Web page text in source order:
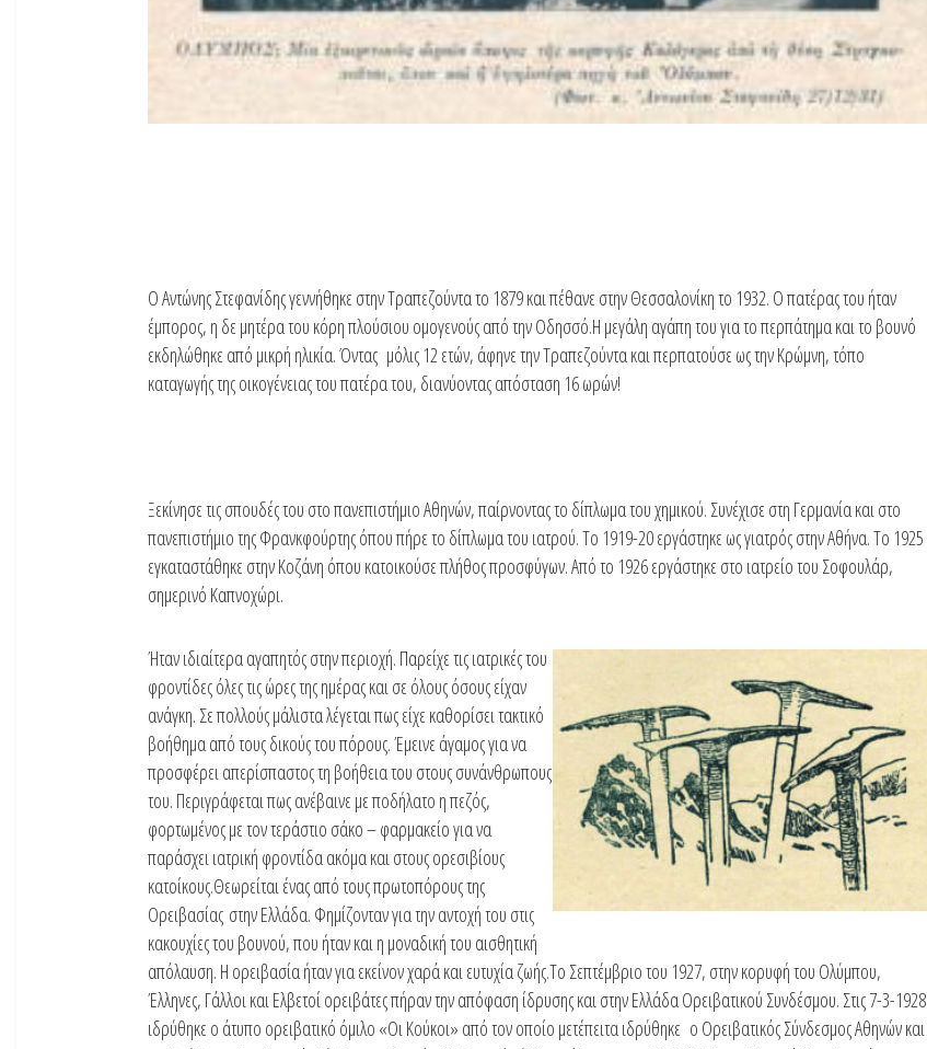
Ο Αντώνης Στεφανίδης γεννήθηκε στην Τραπεζούντα το 1879 και πέθανε στην Θεσσαλονίκη το 1932. Ο πατέρας του ήταν
έμπορος, η δε μητέρα του κόρη πλούσιου ομογενούς από την Οδησσό.Η μεγάλη αγάπη του για το περπάτημα και το βουνό
εκδηλώθηκε από μικρή ηλικία. Όντας μόλις 12 ετών, άφηνε την Τραπεζούντα και περπατούσε ως την Κρώμνη, τόπο
καταγωγής της οικογένειας του πατέρα του, διανύοντας απόσταση 16 ωρών!
Ξεκίνησε τις σπουδές του στο πανεπιστήμιο Αθηνών, παίρνοντας το δίπλωμα του χημικού. Συνέχισε στη Γερμανία και στο
πανεπιστήμιο της Φρανκφούρτης όπου πήρε το δίπλωμα του ιατρού. Το 1919-20 εργάστηκε ως γιατρός στην Αθήνα. Το 1925
εγκαταστάθηκε στην Κοζάνη όπου κατοικούσε πλήθος προσφύγων. Από το 1926 εργάστηκε στο ιατρείο του Σοφουλάρ,
σημερινό Καπνοχώρι.
Ήταν ιδιαίτερα αγαπητός στην περιοχή. Παρείχε τις ιατρικές του
φροντίδες όλες τις ώρες της ημέρας και σε όλους όσους είχαν
ανάγκη. Σε πολλούς μάλιστα λέγεται πως είχε καθορίσει τακτικό
βοήθημα από τους δικούς του πόρους. Έμεινε άγαμος για να
προσφέρει απερίσπαστος τη βοήθεια του στους συνάνθρωπους
του. Περιγράφεται πως ανέβαινε με ποδήλατο η πεζός,
φορτωμένος με τον τεράστιο σάκο – φαρμακείο για να
παράσχει ιατρική φροντίδα ακόμα και στους ορεσιβίους
κατοίκους.Θεωρείται ένας από τους πρωτοπόρους της
Ορειβασίας στην Ελλάδα. Φημίζονταν για την αντοχή του στις
κακουχίες του βουνού, που ήταν και η μοναδική του αισθητική
απόλαυση. Η ορειβασία ήταν για εκείνον χαρά και ευτυχία ζωής.Το Σεπτέμβριο του 1927, στην κορυφή του Ολύμπου,
Έλληνες, Γάλλοι και Ελβετοί ορειβάτες πήραν την απόφαση ίδρυσης και στην Ελλάδα Ορειβατικού Συνδέσμου. Στις 7-3-1928
ιδρύθηκε ο άτυπο ορειβατικό όμιλο «Οι Κούκοι» από τον οποίο μετέπειτα ιδρύθηκε ο Ορειβατικός Σύνδεσμος Αθηνών και